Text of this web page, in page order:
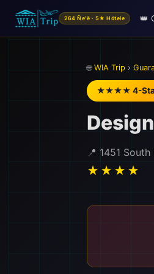
264 Ñe'ẽ · 5★ Hótele 👑
🌐 WIA Trip ›
★★★★ 4-
📍 1451
★★★★